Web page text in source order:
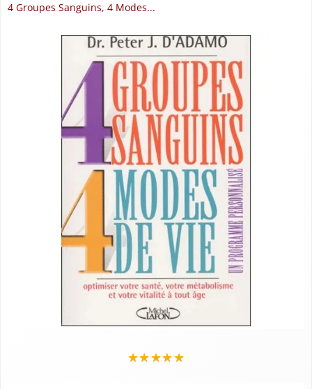
4 Groupes Sanguins, 4 Modes...
★★★★★